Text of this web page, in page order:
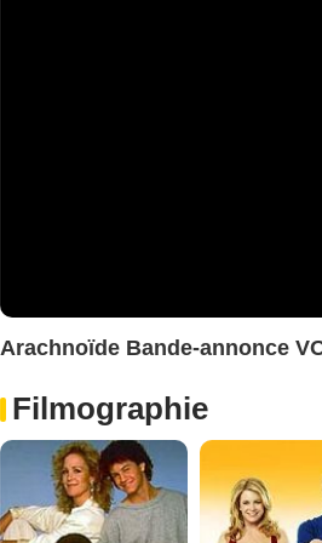
Arachnoïde Bande-annonce
Filmographie